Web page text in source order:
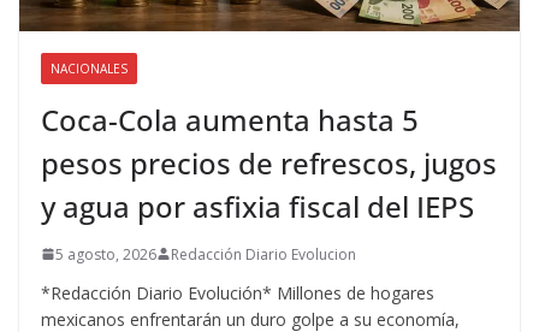
NACIONALES
Coca-Cola aumenta hasta 5
pesos precios de refrescos, jugos
y agua por asfixia fiscal del IEPS
5 agosto, 2026 Redacción Diario Evolucion
*Redacción Diario Evolución* Millones de hogares
mexicanos enfrentarán un duro golpe a su economía,